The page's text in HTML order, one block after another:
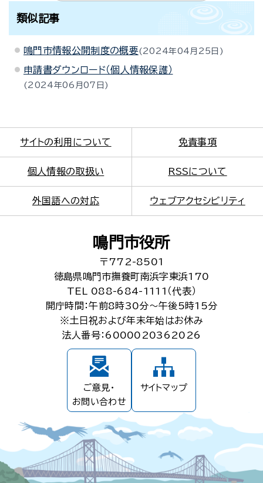
類似記事
鳴門市情報公開制度の概要 2024年04月25日
申請書ダウンロード（個人情報保護）
2024年06月07日
サイトの利用について 免責事項
個人情報の取扱い RSSについて
外国語への対応 ウェブアクセシビリティ
鳴門市役所
〒772-8501
徳島県鳴門市撫養町南浜字東浜170
TEL 088-684-1111（代表）
開庁時間：午前8時30分～午後5時15分
※土日祝および年末年始はお休み
法人番号：6000020362026
ご意見・
お問い合わせ
サイトマップ